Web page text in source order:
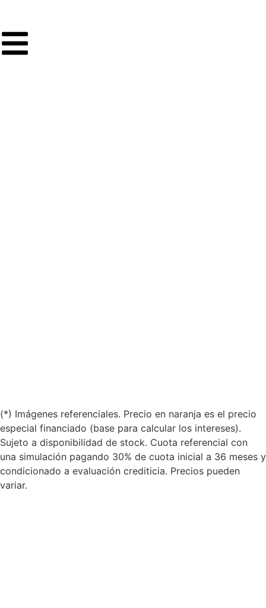
(*) Imágenes referenciales. Precio en naranja es el precio
especial financiado (base para calcular los intereses).
Sujeto a disponibilidad de stock. Cuota referencial con
una simulación pagando 30% de cuota inicial a 36 meses y
condicionado a evaluación crediticia. Precios pueden
variar.